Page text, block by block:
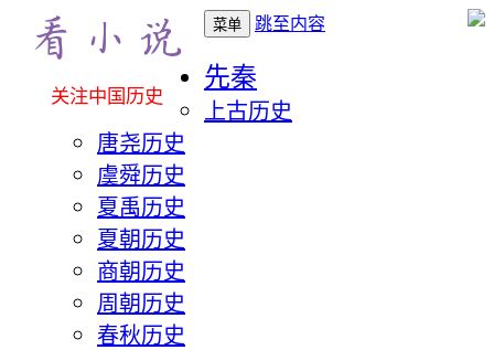
关注中国历史
菜单 跳至内容
先秦
上古历史
唐尧历史
虞舜历史
夏禹历史
夏朝历史
商朝历史
周朝历史
春秋历史